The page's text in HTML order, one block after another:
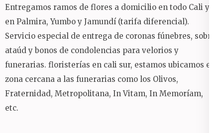
Entregamos ramos de flores a domicilio en todo Cali y
en Palmira, Yumbo y Jamundí (tarifa diferencial).
Servicio especial de entrega de coronas fúnebres, sobre
ataúd y bonos de condolencias para velorios y
funerarias. floristerías en cali sur, estamos ubicamos en
zona cercana a las funerarias como los Olivos,
Fraternidad, Metropolitana, In Vitam, In Memoríam,
etc.